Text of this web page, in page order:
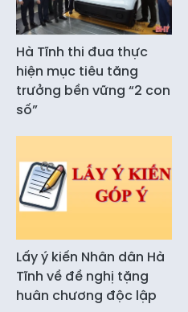
Hà Tĩnh thi đua thực
hiện mục tiêu tăng
trưởng bền vững “2 con
số”
Lấy ý kiến Nhân dân Hà
Tĩnh về đề nghị tặng
huân chương độc lập